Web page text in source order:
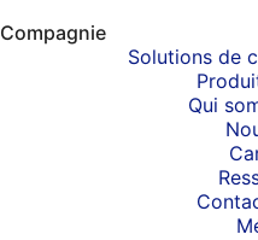
Compagnie
Solutions de
Qui